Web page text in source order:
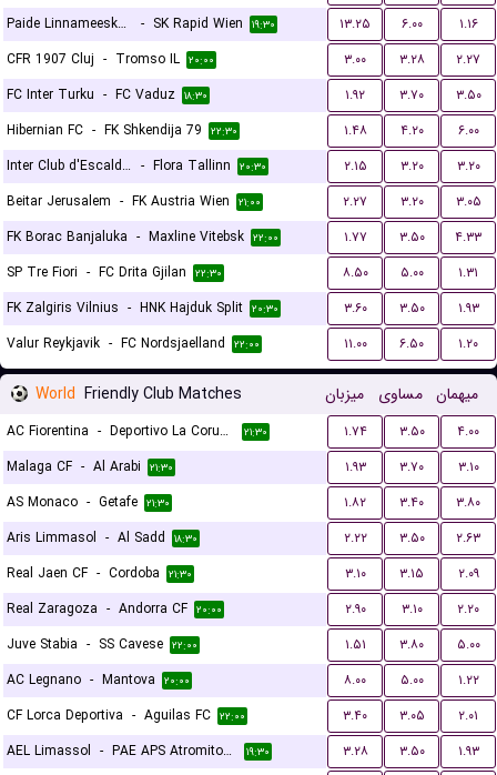
Paide Linnameeskond
- SK Rapid Wien ۱۹:۳۰ ۱۳.۲۵ ۶.۰۰
۱.۱۶
CFR 1907 Cluj - Tromso IL ۲۰:۰۰ ۳.۰۰ ۳.۲۸
۲.۲۷
FC Inter Turku - FC Vaduz ۱۸:۳۰ ۱.۹۲ ۳.۷۰
۳.۵۰
Hibernian FC - FK Shkendija 79 ۲۲:۳۰ ۱.۴۸ ۴.۲۰
۶.۰۰
Inter Club d'Escaldes - Flora Tallinn ۲۰:۳۰ ۲.۱۵ ۳.۲۰
۳.۲۰
Beitar Jerusalem - FK Austria Wien ۲۱:۰۰ ۲.۲۷ ۳.۲۰
۳.۰۵
FK Borac Banjaluka - Maxline Vitebsk ۲۲:۰۰ ۱.۷۷ ۳.۵۰
۴.۳۳
SP Tre Fiori - FC Drita Gjilan ۲۲:۳۰ ۸.۵۰ ۵.۰۰
۱.۳۱
FK Zalgiris Vilnius - HNK Hajduk Split ۲۰:۳۰ ۳.۶۰ ۳.۵۰
۱.۹۳
Valur Reykjavik - FC Nordsjaelland ۲۲:۰۰ ۱۱.۰۰ ۶.۵۰ ۱.۲۰
World Friendly Club Matches میزبان مساوی میهمان
AC Fiorentina - Deportivo La Coruna ۲۱:۳۰ ۱.۷۴ ۳.۵۰
۴.۰۰
Malaga CF - Al Arabi ۲۱:۳۰ ۱.۹۳ ۳.۷۰
۳.۱۰
AS Monaco - Getafe ۲۱:۳۰ ۱.۸۲ ۳.۴۰
۳.۸۰
Aris Limmasol - Al Sadd ۱۸:۳۰ ۲.۲۲ ۳.۵۰
۲.۶۳
Real Jaen CF - Cordoba ۲۱:۳۰ ۳.۱۰ ۳.۱۵
۲.۰۹
Real Zaragoza - Andorra CF ۲۰:۰۰ ۲.۹۰ ۳.۱۰
۲.۲۰
Juve Stabia - SS Cavese ۲۲:۰۰ ۱.۵۱ ۳.۸۰
۵.۰۰
AC Legnano - Mantova ۲۰:۰۰ ۸.۰۰ ۵.۰۰
۱.۲۲
CF Lorca Deportiva - Aguilas FC ۲۲:۰۰ ۳.۴۰ ۳.۰۵
۲.۰۱
AEL Limassol - PAE APS Atromitos Athens ۱۹:۳۰ ۳.۲۸ ۳.۵۰
۱.۹۳